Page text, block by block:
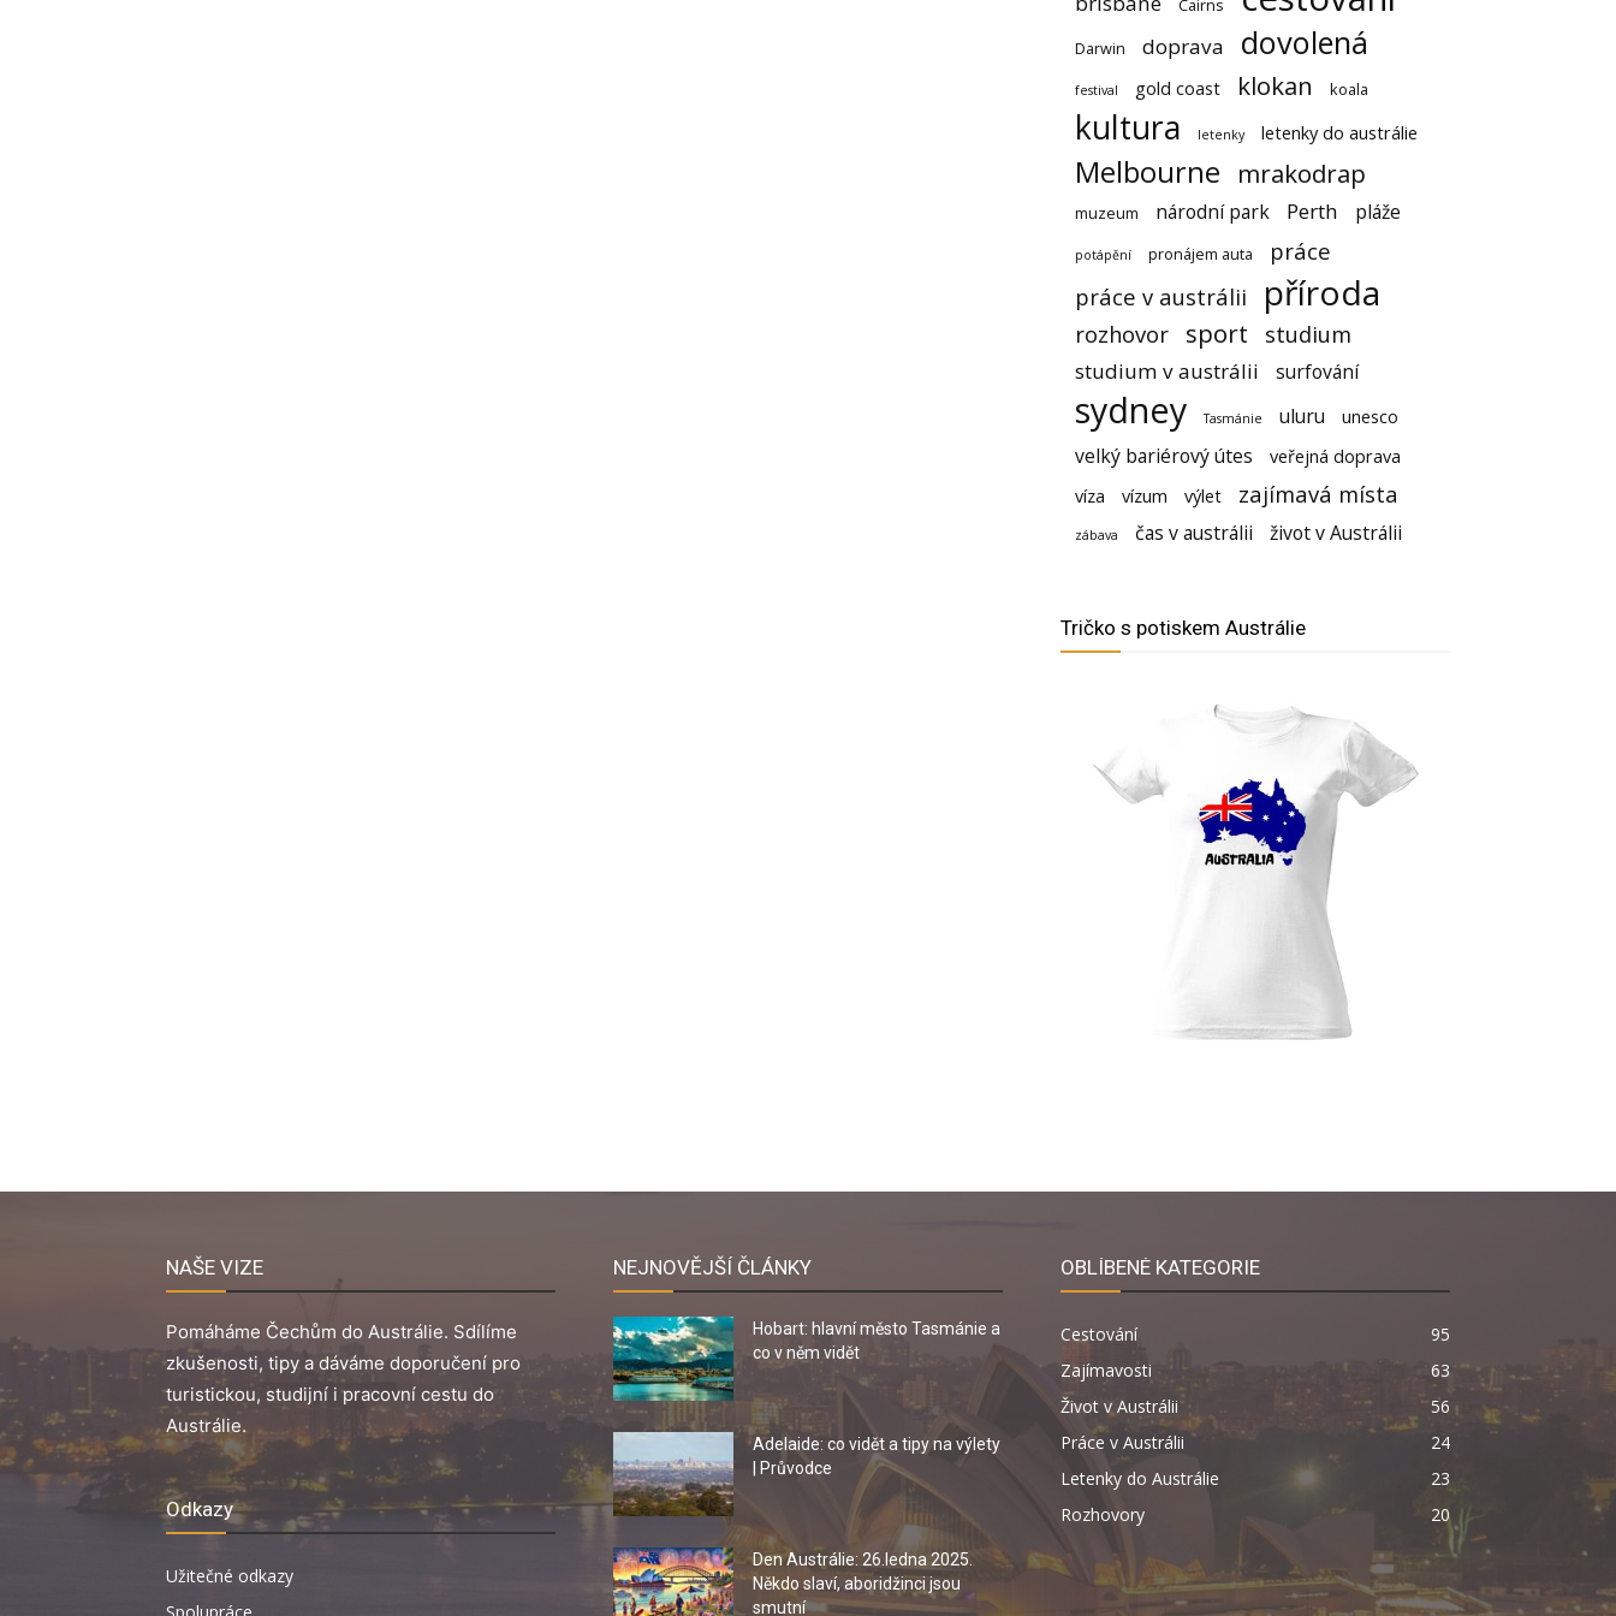
Cairns
Darwin doprava dovolená
festival gold coast klokan koala
kultura letenky letenky do austrálie
Melbourne mrakodrap
muzeum národní park Perth pláže
potápění pronájem auta
práce
práce v austrálii
příroda
rozhovor sport studium
studium v austrálii surfování
sydney Tasmánie uluru unesco
velký bariérový útes
veřejná doprava
víza
vízum výlet zajímavá místa
zábava čas v austrálii život v Austrálii
Tričko s potiskem Austrálie
NAŠE VIZE
Pomáháme Čechům do Austrálie. Sdílíme
zkušenosti, tipy a dáváme doporučení pro
turistickou, studijní i pracovní cestu do
Austrálie.
Odkazy
Užitečné odkazy
NEJNOVĚJŠÍ ČLÁNKY
Hobart: hlavní město Tasmánie a
co v něm vidět
Adelaide: co vidět a tipy na výlety
| Průvodce
Den Austrálie: 26.ledna 2025.
Někdo slaví, aboridžinci jsou
smutní
OBLÍBENÉ KATEGORIE
Cestování
95
Zajímavosti
63
Život v Austrálii
56
Práce v Austrálii
24
Letenky do Austrálie
23
Rozhovory
20